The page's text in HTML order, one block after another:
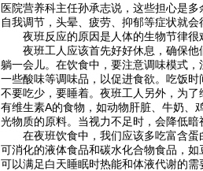
医院营养科主任孙承志说，这些担心是
自我调节，头晕、疲劳、抑郁等症状就会
夜班反应的原因是人体的生物节律很
夜班工人应该首先好好休息，确保他
躺一会儿。在饮食中，要注意调味模式
一些酸味等调味品，以促进食欲。吃饭时
不要吃少，要睡着。夜班工人另外，为
有维生素A的食物，如动物肝脏、牛奶、
光物质的原料。当视力不足时，会降低暗
在夜班饮食中，我们应该多吃富含蛋
可消化的液体食品和碳水化合物食品，
可以满足白天睡眠时热能和体液代谢的